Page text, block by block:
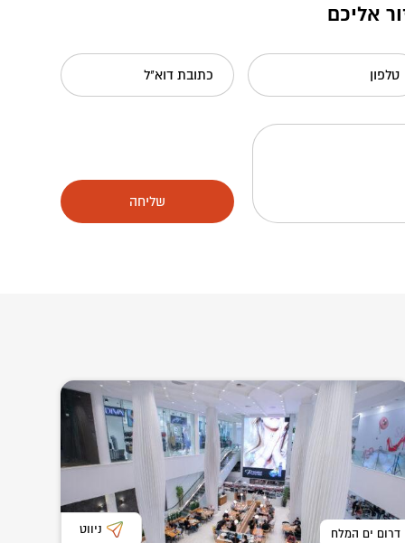
אליכם
טלפון כתובת דוא"ל
שליחה
דרום ים המלח ניווט